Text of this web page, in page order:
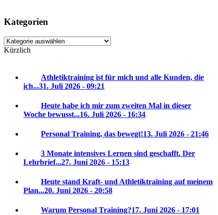
Kategorien
Kategorien
Kürzlich
Athletiktraining ist für mich und alle Kunden, die
ich...31. Juli 2026 - 09:21
Heute habe ich mir zum zweiten Mal in dieser
Woche bewusst...16. Juli 2026 - 16:34
Personal Training, das bewegt!13. Juli 2026 - 21:46
3 Monate intensives Lernen sind geschafft. Der
Lehrbrief...27. Juni 2026 - 15:13
Heute stand Kraft- und Athletiktraining auf meinem
Plan...20. Juni 2026 - 20:58
Warum Personal Training?17. Juni 2026 - 17:01